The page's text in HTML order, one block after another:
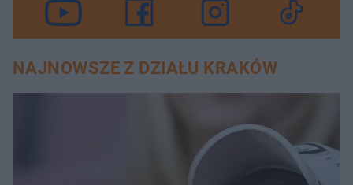
NAJNOWSZE Z DZIAŁU KRAKÓW